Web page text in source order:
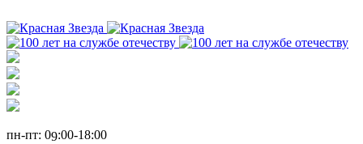
пн-пт: 09:00-18:00